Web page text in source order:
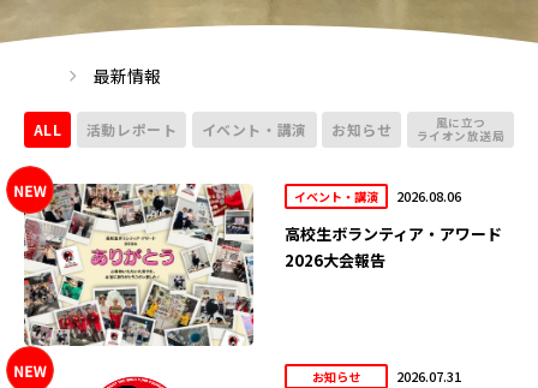
最新情報
ALL 活動レポート イベント・講演 お知らせ 風に立つ
ライオン放送局
イベント・講演 2026.08.06
高校生ボランティア・アワード
2026大会報告
お知らせ 2026.07.31